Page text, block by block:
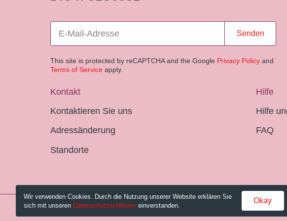
Senden
This site is protected by reCAPTCHA and the Google Privacy Policy and
Terms of Service apply.
Kontakt
Kontaktieren Sie uns
Adressänderung
Standorte
Hilfe
Hilfe
FAQ
© 2026 Pestalozzi-Bibliothek Zürich. Impressum Gebühren und AGB
Wir verwenden Cookies. Durch die Nutzung unserer Website erklären Sie
sich mit unseren Datenschutzrichtlinien einverstanden.
Okay